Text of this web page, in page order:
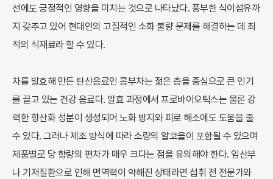
선에도 긍정적인 영향을 미치는 것으로 나타났다. 풍부한 식이섬유까
지 갖추고 있어 현대인의 고질적인 소화 불량 문제를 해결하는 데 최
적의 식재료라 할 수 있다.
차를 발효해 만든 탄산음료인 콤부차는 젊은 층을 중심으로 큰 인기
를 끌고 있는 건강 음료다. 발효 과정에서 프로바이오틱스는 물론 강
력한 항산화 성분이 생성되어 노화 방지와 피로 해소에도 도움을 줄
수 있다. 그러나 제조 방식에 따라 소량의 알코올이 포함될 수 있으며
제품별로 당 함량의 편차가 매우 크다는 점을 유의해야 한다. 임산부
나 기저질환으로 인해 면역력이 약해진 상태라면 섭취 전 전문가와